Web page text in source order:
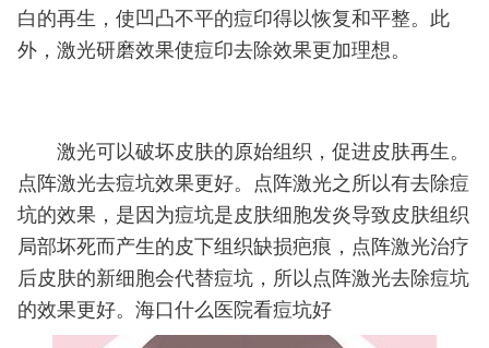
白的再生，使凹凸不平的痘印得以恢复和平整。此
外，激光研磨效果使痘印去除效果更加理想。
激光可以破坏皮肤的原始组织，促进皮肤再生。
点阵激光去痘坑效果更好。点阵激光之所以有去除痘
坑的效果，是因为痘坑是皮肤细胞发炎导致皮肤组织
局部坏死而产生的皮下组织缺损疤痕，点阵激光治疗
后皮肤的新细胞会代替痘坑，所以点阵激光去除痘坑
的效果更好。海口什么医院看痘坑好